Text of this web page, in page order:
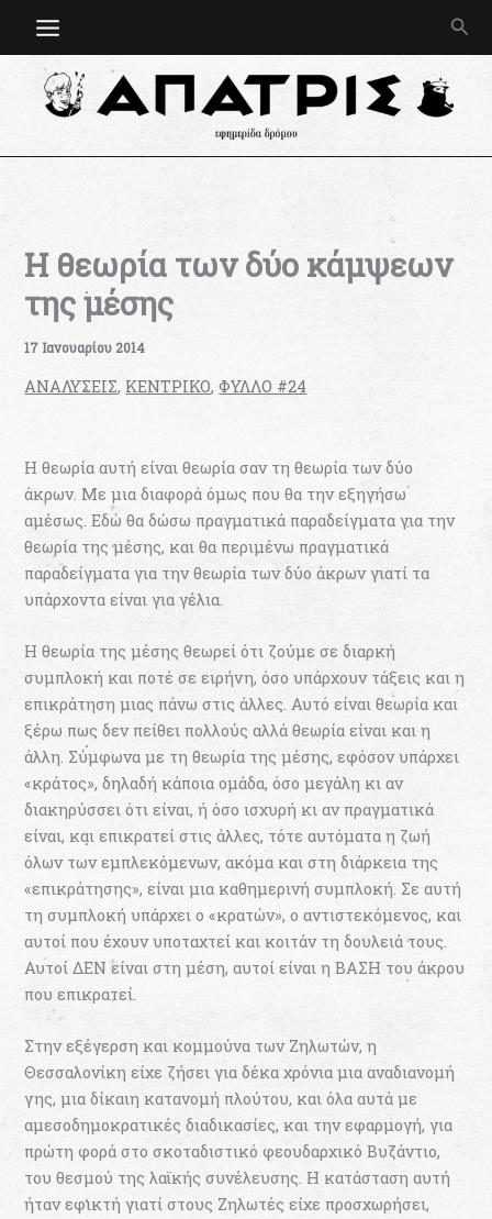
περιεχόμενο
Η θεωρία των δύο κάμψεων
της μέσης
17 Ιανουαρίου 2014
ΑΝΑΛΥΣΕΙΣ, ΚΕΝΤΡΙΚΟ,ΦΥΛΛΟ #24
Η θεωρία αυτή είναι θεωρία σαν τη θεωρία των δύο
άκρων. Με μια διαφορά όμως που θα την εξηγήσω
αμέσως. Εδώ θα δώσω πραγματικά παραδείγματα για την
θεωρία της μέσης, και θα περιμένω πραγματικά
παραδείγματα για την θεωρία των δύο άκρων γιατί τα
υπάρχοντα είναι για γέλια.
Η θεωρία της μέσης θεωρεί ότι ζούμε σε διαρκή
συμπλοκή και ποτέ σε ειρήνη, όσο υπάρχουν τάξεις και η
επικράτηση μιας πάνω στις άλλες. Αυτό είναι θεωρία και
ξέρω πως δεν πείθει πολλούς αλλά θεωρία είναι και η
άλλη. Σύμφωνα με τη θεωρία της μέσης, εφόσον υπάρχει
«κράτος», δηλαδή κάποια ομάδα, όσο μεγάλη κι αν
διακηρύσσει ότι είναι, ή όσο ισχυρή κι αν πραγματικά
είναι, και επικρατεί στις άλλες, τότε αυτόματα η ζωή
όλων των εμπλεκόμενων, ακόμα και στη διάρκεια της
«επικράτησης», είναι μια καθημερινή συμπλοκή. Σε αυτή
τη συμπλοκή υπάρχει ο «κρατών», ο αντιστεκόμενος, και
αυτοί που έχουν υποταχτεί και κοιτάν τη δουλειά τους.
Αυτοί ΔΕΝ είναι στη μέση, αυτοί είναι η ΒΑΣΗ του άκρου
που επικρατεί.
Στην εξέγερση και κομμούνα των Ζηλωτών, η
Θεσσαλονίκη είχε ζήσει για δέκα χρόνια μια αναδιανομή
γης, μια δίκαιη κατανομή πλούτου, και όλα αυτά με
αμεσοδημοκρατικές διαδικασίες, και την εφαρμογή, για
πρώτη φορά στο σκοταδιστικό φεουδαρχικό Βυζάντιο,
του θεσμού της λαϊκής συνέλευσης. Η κατάσταση αυτή
ήταν εφικτή γιατί στους Ζηλωτές είχε προσχωρήσει,